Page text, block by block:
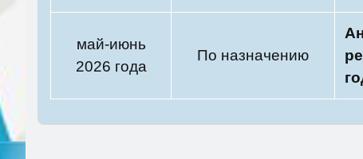
май-июнь
2026 года
По назначению